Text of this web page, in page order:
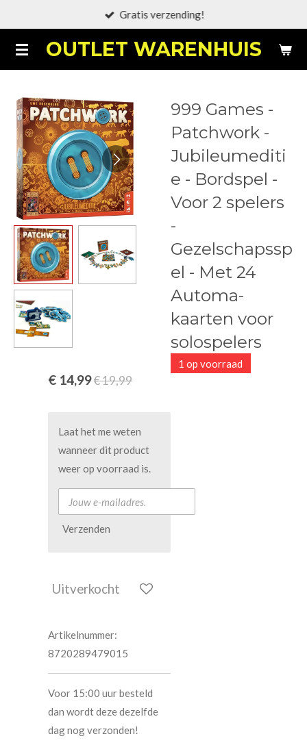
naar
de
OUTLET WARENHUIS
Gratis verzending!
999 Games -
Patchwork -
Jubileumediti
e - Bordspel -
Voor 2 spelers
-
Gezelschapssp
el - Met 24
Automa-
kaarten voor
solospelers
1 op voorraad
€ 14,99€ 19,99
Laat het me weten
wanneer dit product
weer op voorraad is.
Verzenden
Uitverkocht
Artikelnummer:
8720289479015
Voor 15:00 uur besteld
dan wordt deze dezelfde
dag nog verzonden!